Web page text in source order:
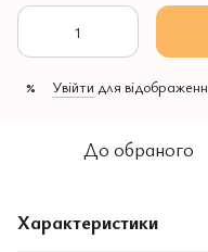
% Увійти для
До обраного
Характеристики